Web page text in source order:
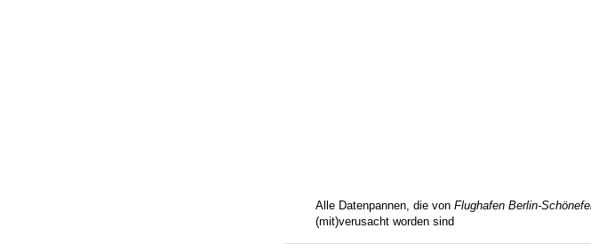
Alle Datenpannen, die von Flughafen Berlin-
(mit)verusacht worden sind